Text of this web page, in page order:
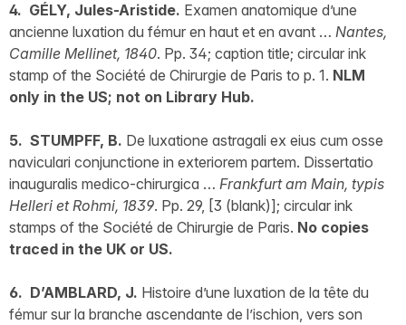
4. GÉLY, Jules-Aristide. Examen anatomique d’une
ancienne luxation du fémur en haut et en avant … Nantes,
Camille Mellinet, 1840. Pp. 34; caption title; circular ink
stamp of the Société de Chirurgie de Paris to p. 1. NLM
only in the US; not on Library Hub.
5. STUMPFF, B. De luxatione astragali ex eius cum osse
naviculari conjunctione in exteriorem partem. Dissertatio
inauguralis medico-chirurgica … Frankfurt am Main, typis
Helleri et Rohmi, 1839. Pp. 29, [3 (blank)]; circular ink
stamps of the Société de Chirurgie de Paris. No copies
traced in the UK or US.
6. D’AMBLARD, J. Histoire d’une luxation de la tête du
fémur sur la branche ascendante de l’ischion, vers son